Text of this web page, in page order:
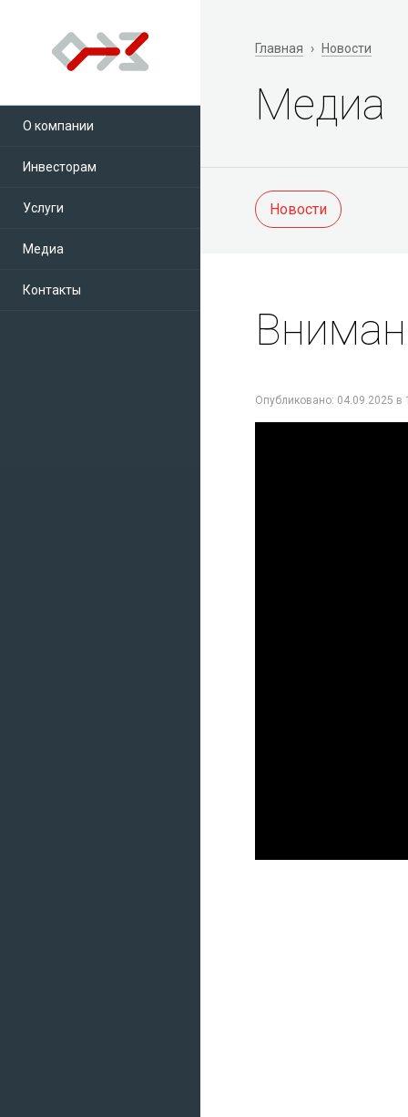
О компании
Инвесторам
Услуги
Медиа
Контакты
Главная › Новости
Медиа
Новости
Опубликовано: 04.09.2025